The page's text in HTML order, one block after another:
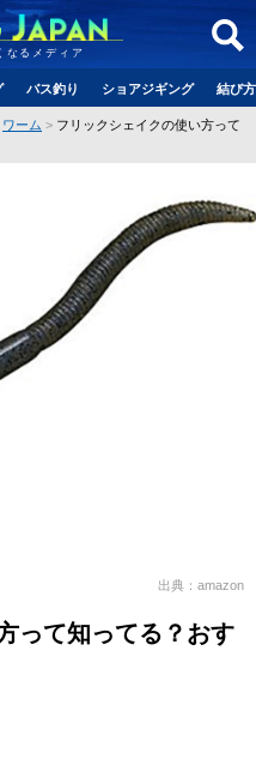
なるメディア
バス釣り ショアジギング 結び
ワーム
フリックシェイクの使い方って
出典：amazon
って知ってる？おす